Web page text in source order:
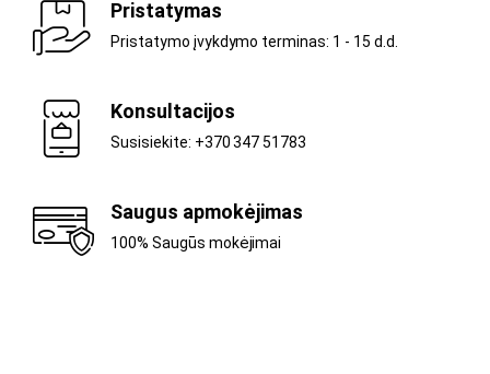
Pristatymas
Pristatymo įvykdymo terminas: 1 - 15 d.d.
Konsultacijos
Susisiekite: +370 347 51783
Saugus apmokėjimas
100% Saugūs mokėjimai